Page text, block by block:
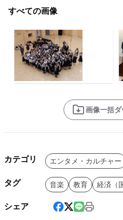
すべての画像
画像一括
カテゴリ エンタメ・カルチャー
タグ 音楽 教育 経済（
シェア